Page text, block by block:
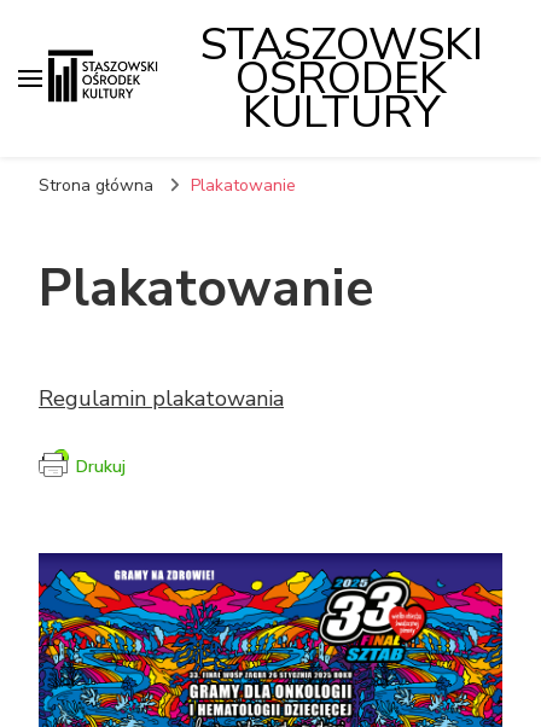
STASZOWSKI
OŚRODEK
KULTURY
Strona główna Plakatowanie
Plakatowanie
Regulamin plakatowania
Drukuj